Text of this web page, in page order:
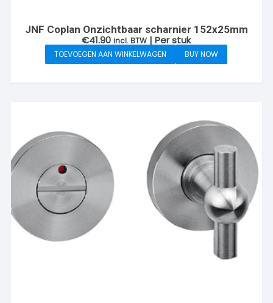
JNF Coplan Onzichtbaar scharnier 152x25mm
€41.90 incl. BTW | Per stuk
TOEVOEGEN AAN WINKELWAGEN BUY NOW